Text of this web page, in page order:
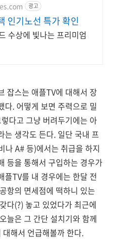
광고
인기노선 특가 확인
수상에 빛나는 프리미엄
잡스는 애플TV에 대해서 장
다. 어떻게 보면 주력으로 밀
다고 그냥 버려두기에는 아
는 생각도 든다. 일단 국내 프
나 A# 등)에서는 취급을 하지
등을 통해서 구입하는 경우가
플TV를 내 경우에는 한달 전
항의 면세점에 떡하니 있는
다(?) 놓고 있었다가 최근에
늘은 그 간단 설치기와 함께
해서 언급해볼까 한다.